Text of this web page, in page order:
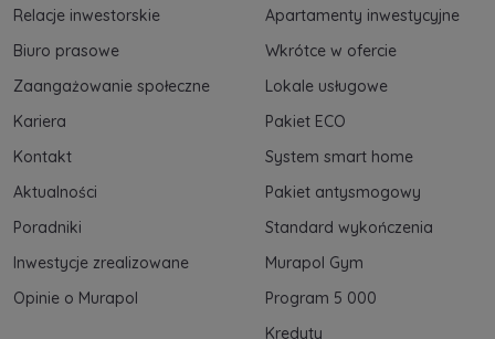
Relacje inwestorskie
Biuro prasowe
Zaangażowanie społeczne
Kariera
Kontakt
Aktualności
Poradniki
Inwestycje zrealizowane
Opinie o Murapol
Apartamenty inwestycyjne
Wkrótce w ofercie
Lokale usługowe
Pakiet ECO
System smart home
Pakiet antysmogowy
Standard wykończenia
Murapol Gym
Program 5 000
Kredyty